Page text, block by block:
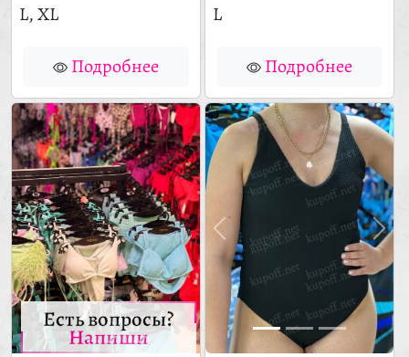
Есть вопросы?
Напиши
L, XL
Подробнее
L
Подробнее